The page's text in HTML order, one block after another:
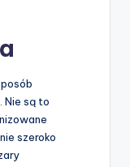
Nie są to
szeroko